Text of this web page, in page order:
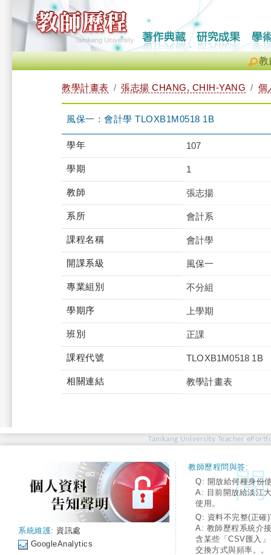
教
教學計畫表 張志揚 CHANG, CHIH-YANG 個
風保一：會計學 TLOXB1M0518 1B
學年 107
學期 1
教師 張志揚
系所 會計系
課程名稱 會計學
開課系級 風保一
專業組別 不分組
學期序 上學期
班別 正課
課程代號 TLOXB1M0518 1B
相關連結 教學計畫表
Tamkang University Teacher
系統維護: 資訊處
GoogleAnalytics
教師歷程問與答:
Q: 開放給何種身份
A: 目前開放給淡江
使用。
Q: 資料不完整(正確
A: 教師歷程系統介
含某些「CSV匯入
交換方式與頻率。。